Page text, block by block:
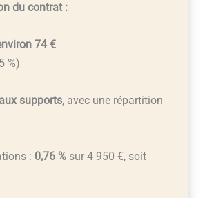
du contrat :
74 €
%)
supports, avec une répartition
: 0,76 %sur 4 950 €, soit